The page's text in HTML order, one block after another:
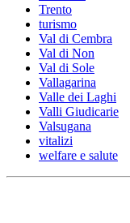
Trento
turismo
Val di Cembra
Val di Non
Val di Sole
Vallagarina
Valle dei Laghi
Valli Giudicarie
Valsugana
vitalizi
welfare e salute